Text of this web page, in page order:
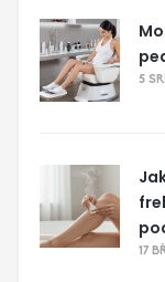
5
17